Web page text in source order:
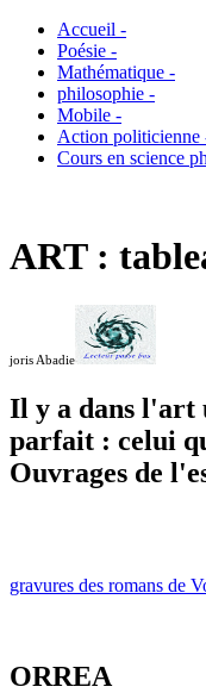
Accueil -
Poésie -
Mathématique -
philosophie -
Mobile -
Action politicienne
Cours en science
ART :
joris Abadie
Il y a dans l'art
parfait : celui
Ouvrages de
gravures des romans de
ORREA